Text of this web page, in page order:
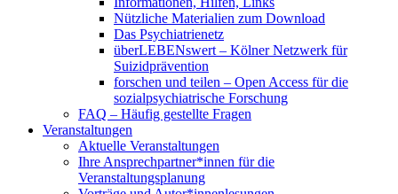
Nützliche Materialien zum Download
Das Psychiatrienetz
überLEBENswert – Kölner Netzwerk für
Suizidprävention
forschen und teilen – Open Access für die
sozialpsychiatrische Forschung
FAQ – Häufig gestellte Fragen
Veranstaltungen
Aktuelle Veranstaltungen
Ihre Ansprechpartner*innen für die
Veranstaltungsplanung